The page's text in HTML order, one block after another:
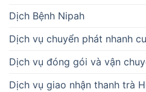
Dịch Bệnh Nipah
Dịch vụ chuyển phát nhanh
Dịch vụ đóng gói và vận
Dịch vụ giao nhận thanh trà